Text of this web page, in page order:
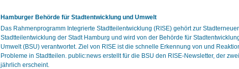
Hamburger Behörde für Stadtentwicklung und Umwelt
Das Rahmenprogramm Integrierte Stadtteilentwicklung (RISE) gehört zur
Stadtteilentwicklung der Stadt Hamburg und wird von der Behörde für
Umwelt (BSU) verantwortet. Ziel von RISE ist die schnelle Erkennung von und
Probleme in Stadtteilen. public:news erstellt für die BSU den RISE-Newsletter, der
jährlich erscheint.